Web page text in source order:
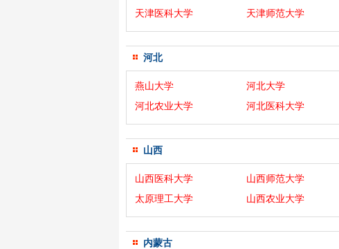
天津医科大学
天津师范大学
河北
燕山大学 河北大学
河北农业大学
河北医科大学
山西
山西医科大学 山西师范大学
太原理工大学
山西农业大学
内蒙古